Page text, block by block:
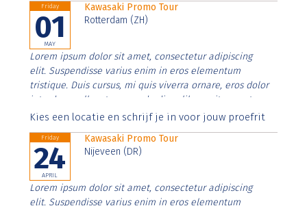
Friday
01
MAY
Kawasaki Promo Tour
Rotterdam (ZH)
Lorem ipsum dolor sit amet, consectetur adipiscing
elit. Suspendisse varius enim in eros elementum
tristique. Duis cursus, mi quis viverra ornare, eros dolor
interdum nulla, ut commodo diam libero vitae erat.
Aenean faucibus nibh et justo cursus id rutrum lorem
Kies een locatie en schrijf je in voor jouw proefrit
Friday
24
APRIL
Kawasaki Promo Tour
Nijeveen (DR)
Lorem ipsum dolor sit amet, consectetur adipiscing
elit. Suspendisse varius enim in eros elementum